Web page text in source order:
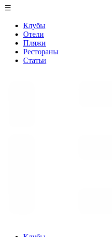
Клубы
Отели
Пляжи
Рестораны
Статьи